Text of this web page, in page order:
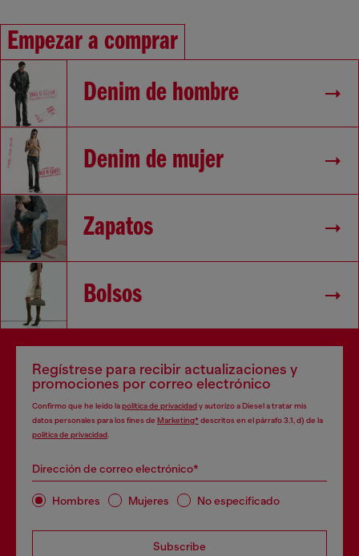
Empezar a comprar
Denim de hombre
Denim de mujer
Zapatos
Bolsos
Regístrese para recibir actualizaciones y
promociones por correo electrónico
Confirmo que he leído lapolítica de privacidady autorizo a Diesel a tratar mis
datos personales para los fines de Marketing*descritos en el párrafo 3.1, d) de la
política de privacidad
Dirección de correo electrónico*
Hombres Mujeres No especificado
Subscribe